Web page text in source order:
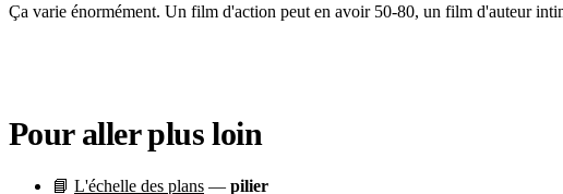
Ça varie énormément. Un film d'action peut en avoir 50-80, un film d'auteur
Pour aller plus loin
📘 L'échelle des plans — pilier